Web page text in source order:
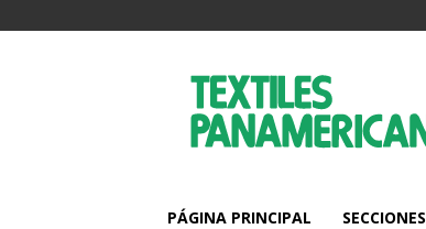
Textiles
Panamericanos
PÁGINA PRINCIPAL SECCIONES